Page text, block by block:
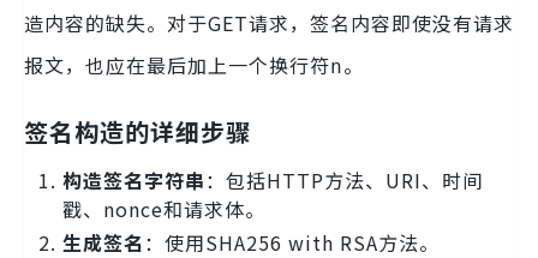
造内容的缺失。对于GET请求，签名内容即使没有请求
报文，也应在最后加上一个换行符n。
签名构造的详细步骤
构造签名字符串：包括HTTP方法、URI、时间
戳、nonce和请求体。
生成签名：使用SHA256 with RSA方法。